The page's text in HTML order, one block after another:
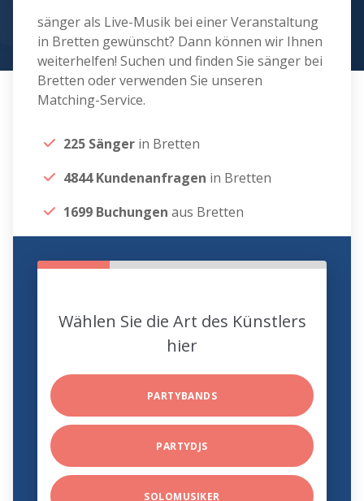
sänger als Live-Musik bei einer Veranstaltung
in Bretten gewünscht? Dann können wir Ihnen
weiterhelfen! Suchen und finden Sie sänger bei
Bretten oder verwenden Sie unseren
Matching-Service.
225 Sänger in Bretten
4844 Kundenanfragen in Bretten
1699 Buchungen aus Bretten
Wählen Sie die Art des Künstlers
hier
PARTYBANDS
PARTYDJS
SOLOMUSIKER